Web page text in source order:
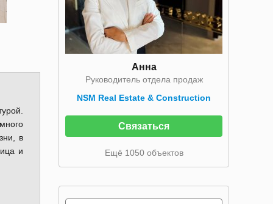
в
и
Анна
Руководитель отдела продаж
NSM Real Estate & Construction
Связаться
Ещё 1050 объектов